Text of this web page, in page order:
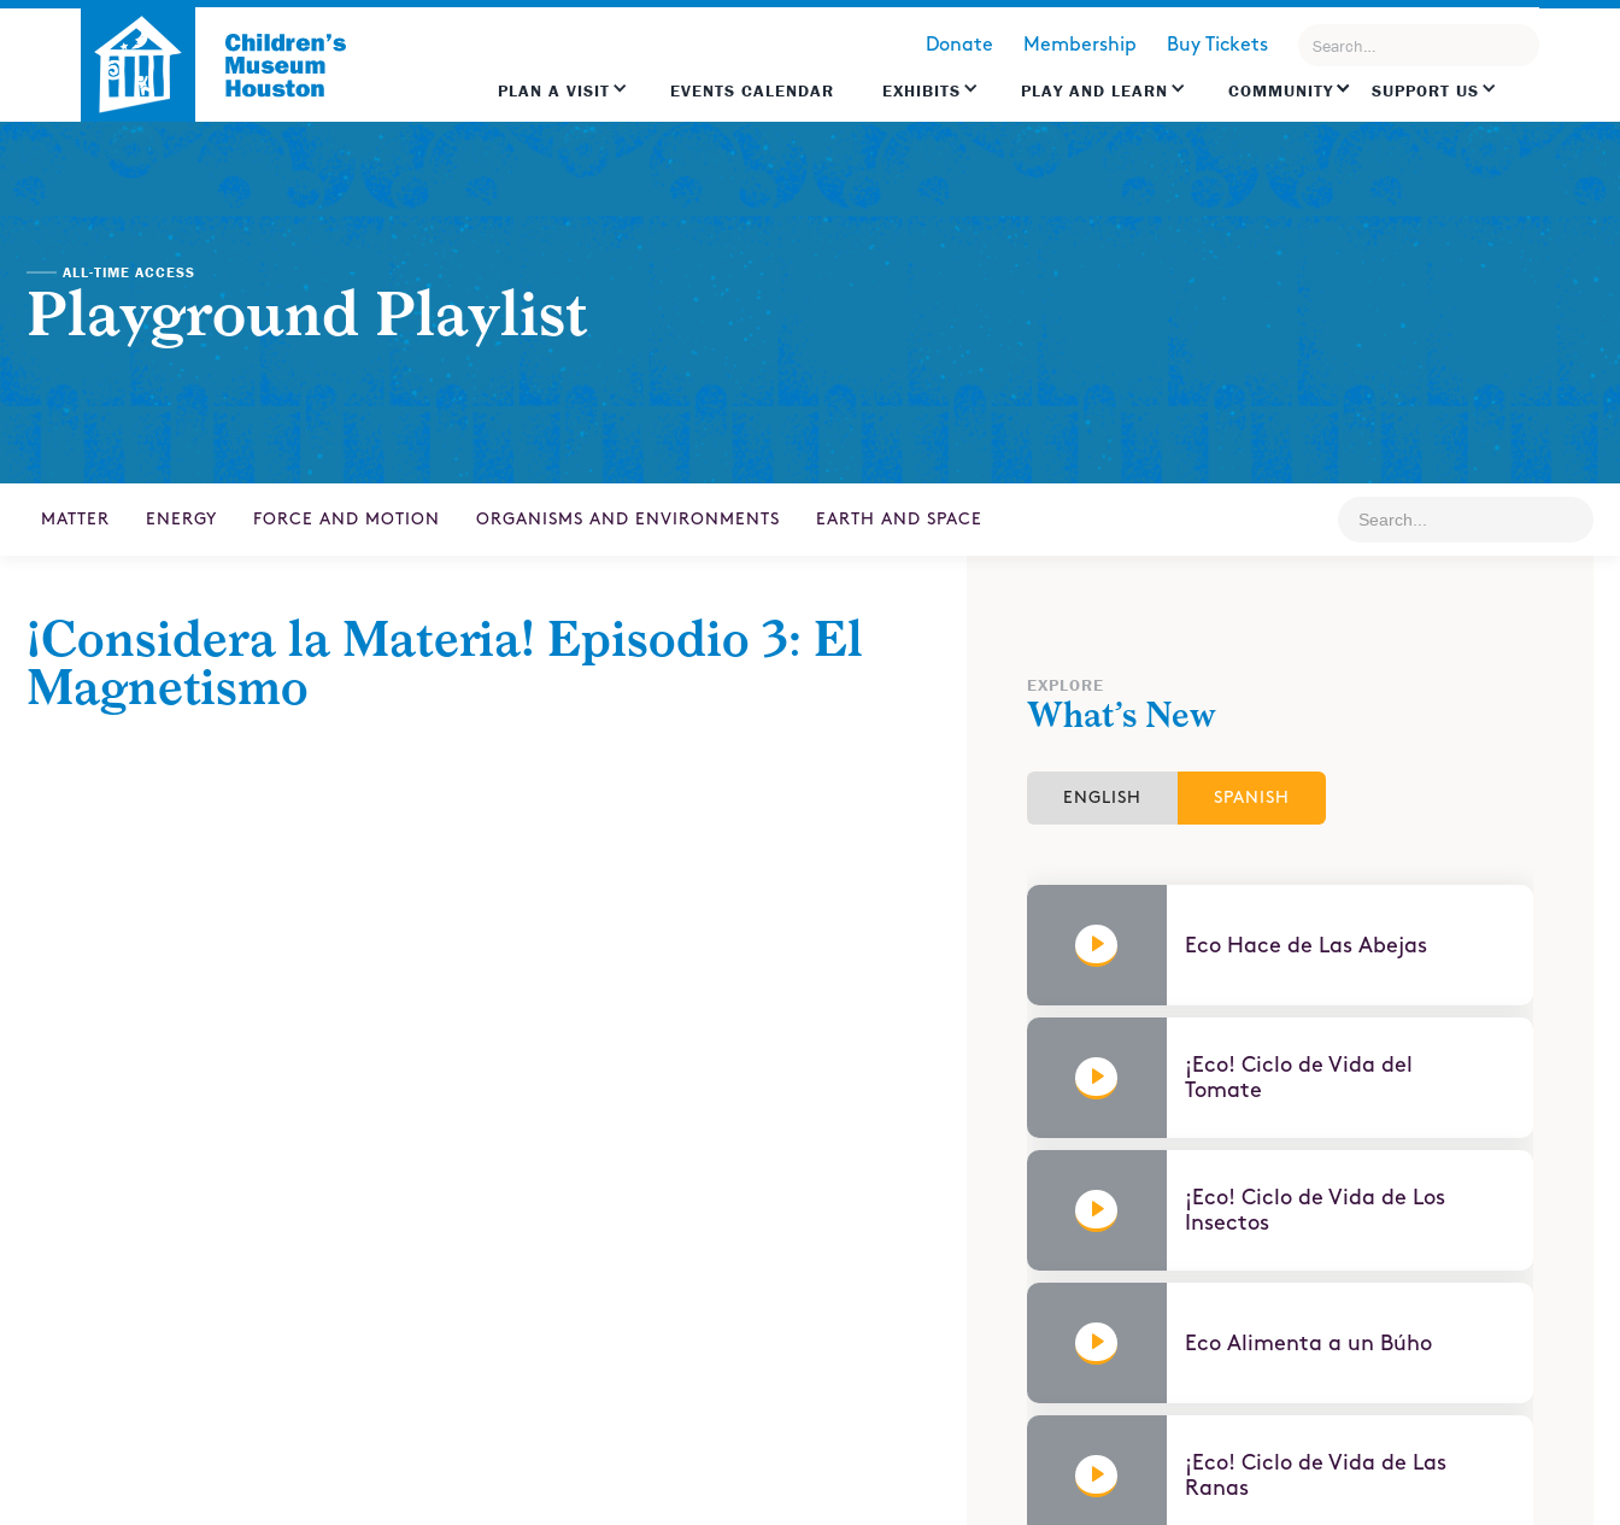
Donate Membership Buy Tickets
PLAN A VISIT EVENTS CALENDAR EXHIBITS PLAY AND LEARN COMMUNITY SUPPORT US
ALL-TIME ACCESS
Playground Playlist
MATTER ENERGY FORCE AND MOTION ORGANISMS AND ENVIRONMENTS EARTH AND SPACE
¡Considera la Materia! Episodio 3: El
Magnetismo
EXPLORE
What’s New
ENGLISH SPANISH
Eco Hace de Las Abejas
¡Eco! Ciclo de Vida del
Tomate
¡Eco! Ciclo de Vida de Los
Insectos
Eco Alimenta a un Búho
¡Eco! Ciclo de Vida de Las
Ranas